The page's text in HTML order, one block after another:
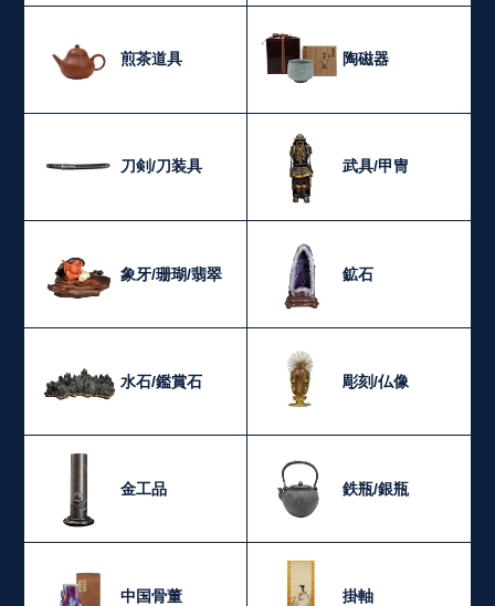
煎茶道具 陶磁器
刀剣/刀装具 武具/甲冑
象牙/珊瑚/翡翠 鉱石
水石/鑑賞石 彫刻/仏像
金工品 鉄瓶/銀瓶
中国骨董 掛軸